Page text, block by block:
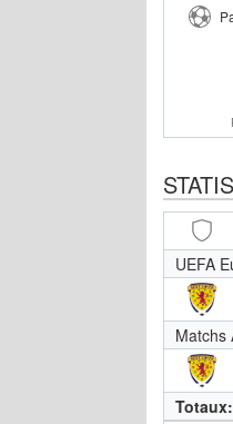
UEFA
Matchs
Totaux: